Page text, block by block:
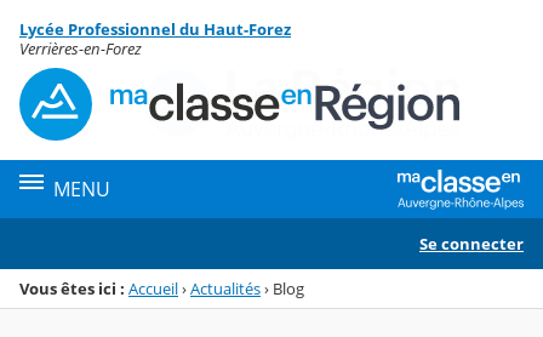
Menu de la rubrique
Contenu
Lycée Professionnel du Haut-Forez
Verrières-en-Forez
MENU
Se connecter
Vous êtes ici : Accueil›Actualités› Blog